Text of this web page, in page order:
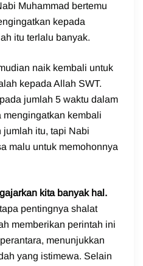
Muhammad bertemu
kepada
itu terlalu banyak.
naik kembali untuk
kepada Allah SWT.
jumlah 5 waktu dalam
mengingatkan kembali
jumlah itu, tapi Nabi
malu untuk memohonnya
kita banyak hal.
pentingnya shalat
memberikan perintah ini
menunjukkan
yang istimewa. Selain